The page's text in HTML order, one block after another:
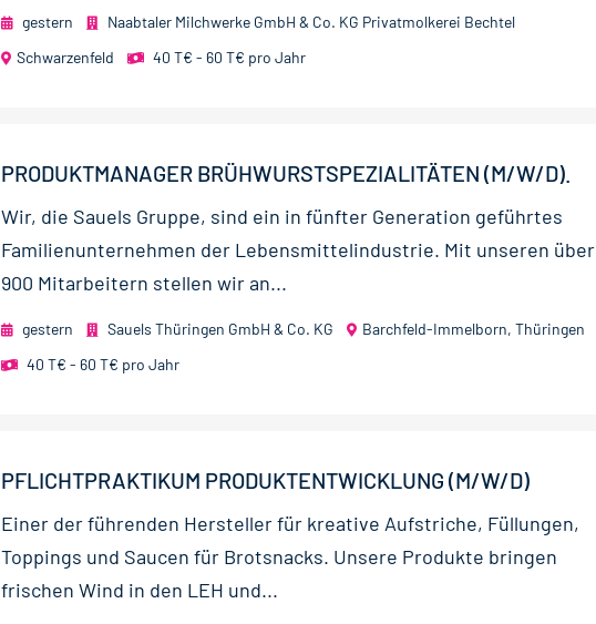
gestern
Naabtaler Milchwerke GmbH & Co. KG Privatmolkerei Bechtel
Schwarzenfeld
40 T€ - 60 T€ pro Jahr
PRODUKTMANAGER BRÜHWURSTSPEZIALITÄTEN (M/W/D).
Wir, die Sauels Gruppe, sind ein in fünfter Generation geführtes
Familienunternehmen der Lebensmittelindustrie. Mit unseren über
900 Mitarbeitern stellen wir an...
gestern Sauels Thüringen GmbH & Co. KG
Barchfeld-Immelborn, Thüringen
40 T€ - 60 T€ pro Jahr
PFLICHTPRAKTIKUM PRODUKTENTWICKLUNG (M/W/D)
Einer der führenden Hersteller für kreative Aufstriche, Füllungen,
Toppings und Saucen für Brotsnacks. Unsere Produkte bringen
frischen Wind in den LEH und...